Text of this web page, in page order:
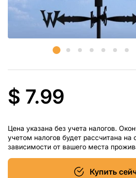
$ 7.99
Цена указана без учета налогов.
учетом налогов будет рассчитана на
зависимости от вашего места
Купить